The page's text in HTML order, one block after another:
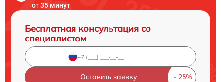
от 35 минут
Бесплатная консультация со
специалистом
Оставить заявку